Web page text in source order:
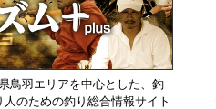
鳥羽エリアを中心とした、釣
のための釣り総合情報サイト